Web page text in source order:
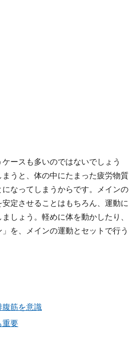
ースも多いのではないでしょう
うと、体の中にたまった疲労物質
なってしまうからです。メインの
定させることはもちろん、運動に
しょう。軽めに体を動かしたり、
を、メインの運動とセットで行う
筋を意識
重要